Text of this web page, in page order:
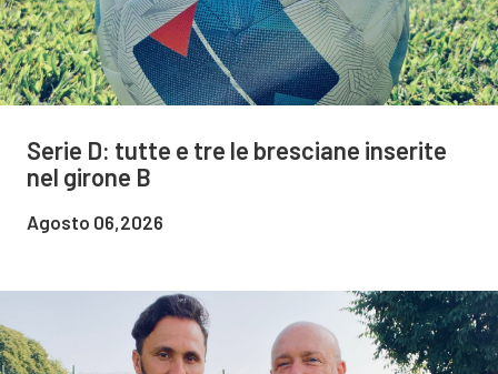
Serie D: tutte e tre le bresciane inserite
nel girone B
Agosto 06,2026